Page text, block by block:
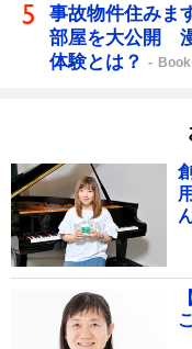
事故物件住みま
部屋を大公開
体験とは？